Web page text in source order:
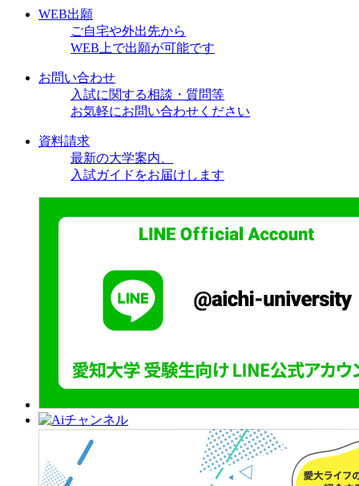
WEB出願
ご自宅や外出先から
WEB上で出願が可能です
お問い合わせ
入試に関する相談・質問等
お気軽にお問い合わせください
資料請求
最新の大学案内、
入試ガイドをお届けします